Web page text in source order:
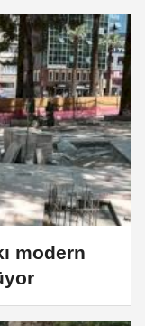
modern